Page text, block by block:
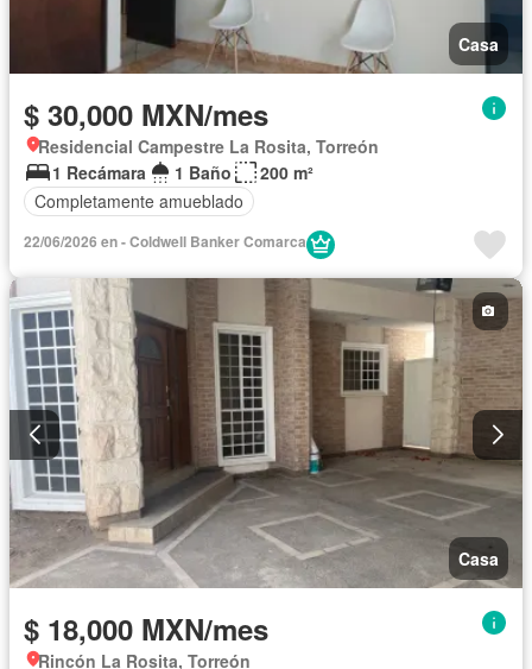
Casa
$ 30,000 MXN/mes
Residencial Campestre La Rosita, Torreón
1 Recámara
1 Baño
200 m²
Completamente amueblado
22/06/2026 en - Coldwell Banker Comarca
Casa
$ 18,000 MXN/mes
Rincón La Rosita, Torreón